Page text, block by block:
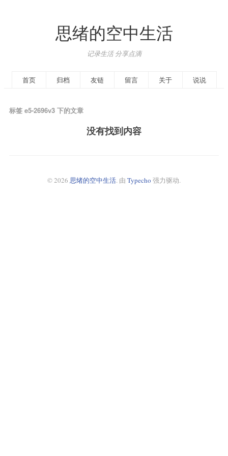
思绪的空中生活
记录生活 分享点滴
首页 归档 友链 留言 关于 说说
标签 e5-2696v3 下的文章
没有找到内容
© 2026 思绪的空中生活. 由 Typecho 强力驱动.